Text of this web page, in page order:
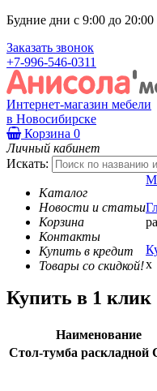
Будние дни с 9:00 до
Заказать звонок
+7-996-546-0311
Интернет-магазин мебели
в Новосибирске
Корзина 0
Личный кабинет
Искать:
Каталог
Новости и статьи
Корзина
Контакты
Купить в кредит
Товары со скидкой!x
Купить в 1 клик
Наименование
Стол-тумба раскладной